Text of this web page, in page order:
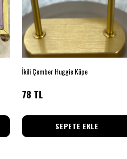
İkili Çember Huggie Küpe
78 TL
SEPETE EKLE